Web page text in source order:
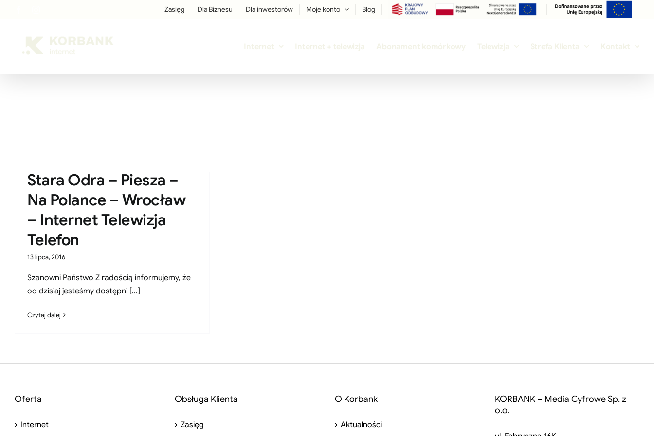
Zasięg Dla Biznesu Dla inwestorów Moje konto Blog
Internet Internet + telewizja Abonament komórkowy Telewizja Strefa Klienta Kontakt
Stara Odra – Piesza –
Na Polance – Wrocław
– Internet Telewizja
Telefon
13 lipca, 2016
Szanowni Państwo Z radością informujemy, że
od dzisiaj jesteśmy dostępni [...]
Czytaj dalej
Oferta
Internet
Obsługa Klienta
Zasięg
O Korbank
Aktualności
KORBANK – Media Cyfrowe Sp. z
o.o.